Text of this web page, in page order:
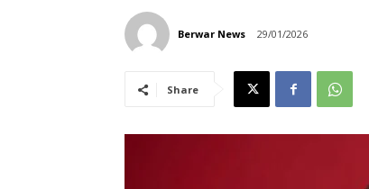
Berwar News 29/01/2026
Share